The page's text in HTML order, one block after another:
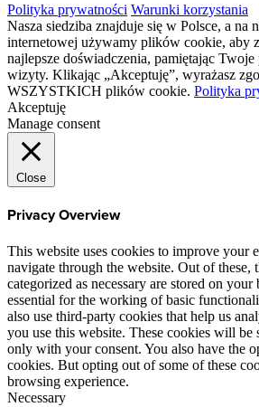
Polityka prywatności Warunki korzystania
Nasza siedziba znajduje się w Polsce, a na
internetowej używamy plików cookie, aby
najlepsze doświadczenia, pamiętając
wizyty. Klikając „Akceptuję”, wyrażasz
WSZYSTKICH plików cookie. Polityka
Akceptuję
Manage consent
Close
Privacy Overview
This website uses cookies to improve your
navigate through the website. Out of these,
categorized as necessary are stored on your
essential for the working of basic
also use third-party cookies that help us
you use this website. These cookies will be
only with your consent. You also have the
cookies. But opting out of some of these
browsing experience.
Necessary